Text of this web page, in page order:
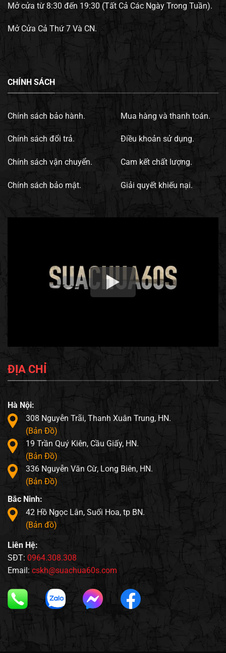
Mở cửa từ 8:30 đến 19:30 (Tất Cả Các Ngày Trong Tuần).
Mở Cửa Cả Thứ 7 Và CN.
CHÍNH SÁCH
Chính sách bảo hành.
Chính sách đổi trả.
Chính sách vận chuyển.
Chính sách bảo mật.
Mua hàng và thanh toán.
Điều khoản sử dụng.
Cam kết chất lượng.
Giải quyết khiếu nại.
ĐỊA CHỈ
Hà Nội:
308 Nguyễn Trãi, Thanh Xuân Trung, HN.
(Bản Đồ)
19 Trần Quý Kiên, Cầu Giấy, HN.
(Bản Đồ)
336 Nguyễn Văn Cừ, Long Biên, HN.
(Bản Đồ)
Bắc Ninh:
42 Hồ Ngọc Lân, Suối Hoa, tp BN.
(Bản đồ)
Liên Hệ:
SĐT: 0964.308.308
Email: cskh@suachua60s.com